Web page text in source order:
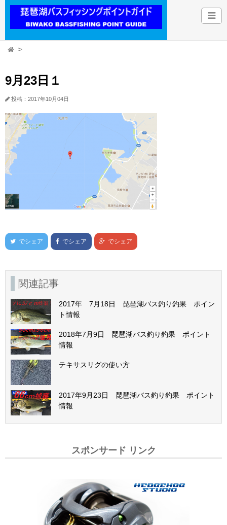
9月23日１
投稿：2017年10月04日
でシェア でシェア でシェア
関連記事
2017年 7月18日 琵琶湖バス釣り釣果 ポイン
ト情報
2018年7月9日 琵琶湖バス釣り釣果 ポイント
情報
テキサスリグの使い方
2017年9月23日 琵琶湖バス釣り釣果 ポイント
情報
スポンサード リンク